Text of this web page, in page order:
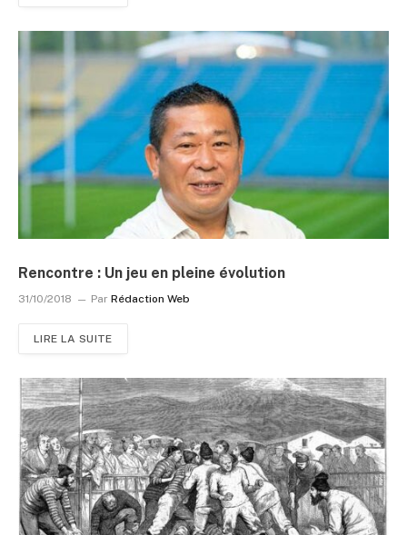
Rencontre : Un jeu en pleine évolution
31/10/2018 Par Rédaction Web
LIRE LA SUITE